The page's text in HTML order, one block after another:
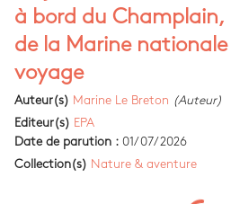
à bord du
de la Marine
voyage
Auteur(s) Marine Le Breton (Auteur)
Editeur(s) EPA
Date de parution : 01/07/2026
Collection(s) Nature & aventure